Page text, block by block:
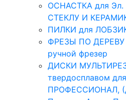
ОСНАСТКА для Эл.
СТЕКЛУ И
ПИЛКИ для
ФРЕЗЫ ПО ДЕРЕВУ
ручной фрезер
ДИСКИ
твердосплавом
ПРОФЕССИОНАЛ,